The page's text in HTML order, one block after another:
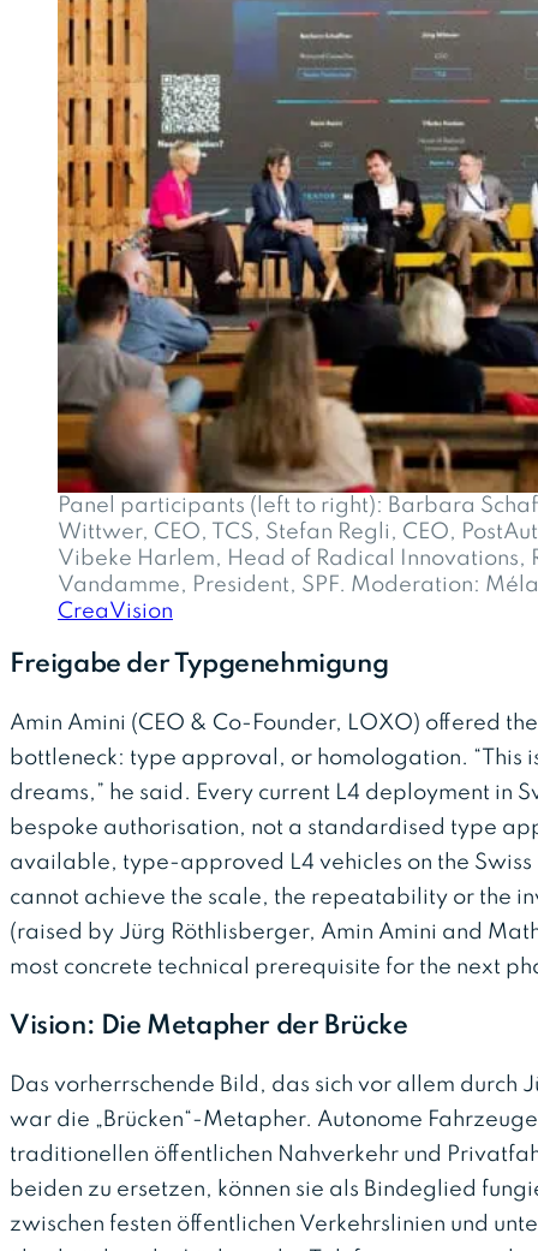
Panel participants (left to right): Barbara
Wittwer, CEO, TCS, Stefan Regli, CEO,
Vibeke Harlem, Head of Radical Innovations,
Vandamme, President, SPF. Moderation:
CreaVision
Freigabe der Typgenehmigung
Amin Amini (CEO & Co-Founder, LOXO) offered
bottleneck: type approval, or homologation. “This
dreams,” he said. Every current L4 deployment in
bespoke authorisation, not a standardised type
available, type-approved L4 vehicles on the Swiss
cannot achieve the scale, the repeatability or the
(raised by Jürg Röthlisberger, Amin Amini and
most concrete technical prerequisite for the next
Vision: Die Metapher der Brücke
Das vorherrschende Bild, das sich vor allem
war die „Brücken“-Metapher. Autonome
traditionellen öffentlichen Nahverkehr und
beiden zu ersetzen, können sie als Bindeglied
zwischen festen öffentlichen Verkehrslinien und